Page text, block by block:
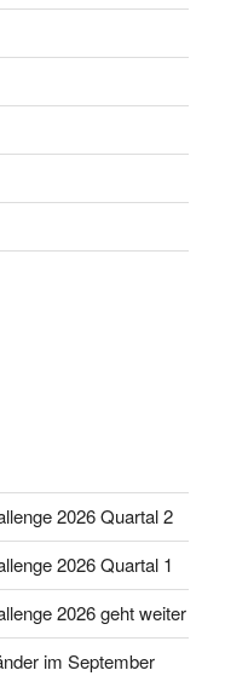
2026 Quartal 2
2026 Quartal 1
2026 geht weiter
im September